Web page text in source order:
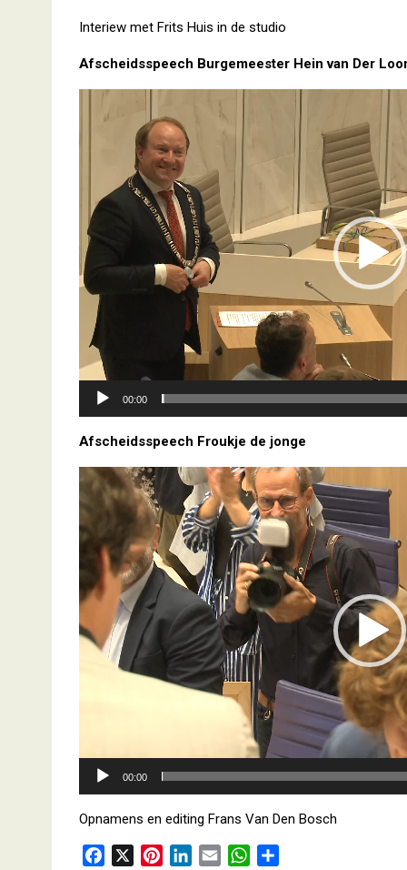
Interiew met Frits Huis in de studio
Afscheidsspeech Burgemeester Hein van Der
Videospeler
00:00
Afscheidsspeech Froukje de jonge
Videospeler
00:00
Opnamens en editing Frans Van Den Bosch
W